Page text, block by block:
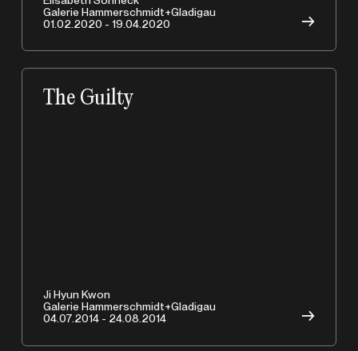
Galerie Hammerschmidt+Gladigau
01.02.2020 - 19.04.2020
→
The Guilty
Ji Hyun Kwon
Galerie Hammerschmidt+Gladigau
04.07.2014 - 24.08.2014
→